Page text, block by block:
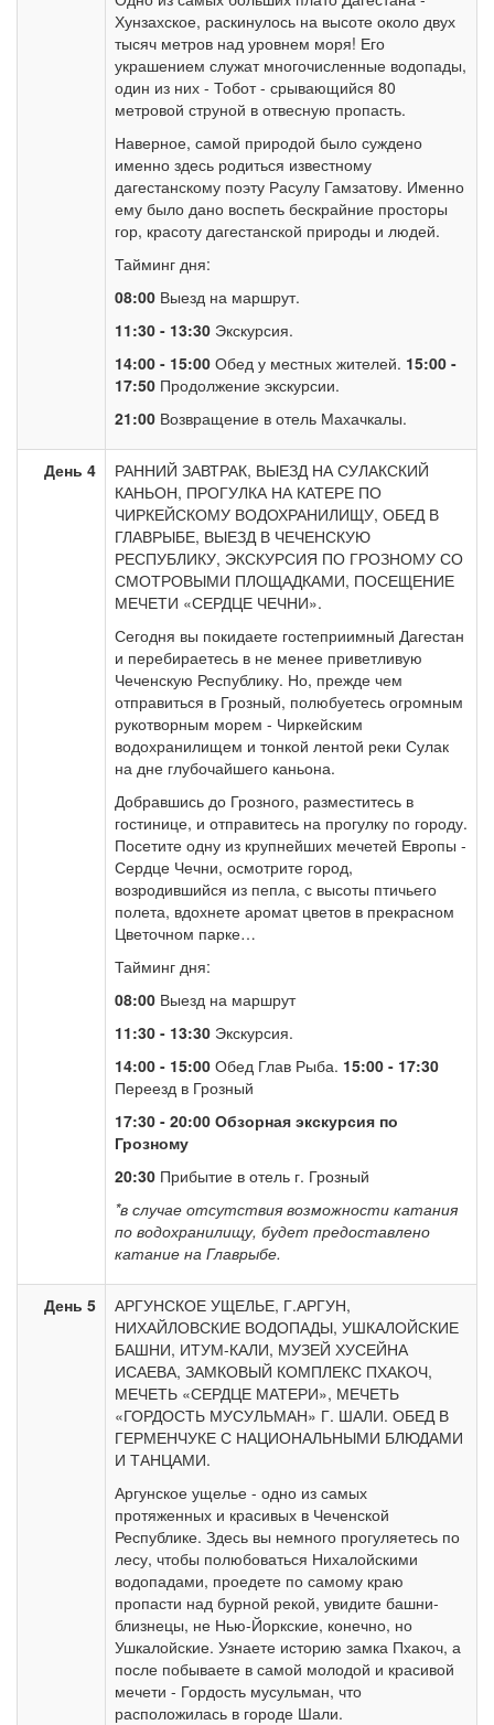
Хунзахское, раскинулось на высоте около двух
тысяч метров над уровнем моря! Его
украшением служат многочисленные водопады,
один из них - Тобот - срывающийся 80
метровой струной в отвесную пропасть.
Наверное, самой природой было суждено
именно здесь родиться известному
дагестанскому поэту Расулу Гамзатову. Именно
ему было дано воспеть бескрайние просторы
гор, красоту дагестанской природы и людей.
Тайминг дня:
08:00 Выезд на маршрут.
11:30 - 13:30 Экскурсия.
14:00 - 15:00 Обед у местных жителей. 15:00 -
17:50 Продолжение экскурсии.
21:00 Возвращение в отель Махачкалы.
День 4
РАННИЙ ЗАВТРАК, ВЫЕЗД НА СУЛАКСКИЙ
КАНЬОН, ПРОГУЛКА НА КАТЕРЕ ПО
ЧИРКЕЙСКОМУ ВОДОХРАНИЛИЩУ, ОБЕД В
ГЛАВРЫБЕ, ВЫЕЗД В ЧЕЧЕНСКУЮ
РЕСПУБЛИКУ, ЭКСКУРСИЯ ПО ГРОЗНОМУ СО
СМОТРОВЫМИ ПЛОЩАДКАМИ, ПОСЕЩЕНИЕ
МЕЧЕТИ «СЕРДЦЕ ЧЕЧНИ».
Сегодня вы покидаете гостеприимный Дагестан
и перебираетесь в не менее приветливую
Чеченскую Республику. Но, прежде чем
отправиться в Грозный, полюбуетесь огромным
рукотворным морем - Чиркейским
водохранилищем и тонкой лентой реки Сулак
на дне глубочайшего каньона.
Добравшись до Грозного, разместитесь в
гостинице, и отправитесь на прогулку по городу.
Посетите одну из крупнейших мечетей Европы -
Сердце Чечни, осмотрите город,
возродившийся из пепла, с высоты птичьего
полета, вдохнете аромат цветов в прекрасном
Цветочном парке…
Тайминг дня:
08:00 Выезд на маршрут
11:30 - 13:30 Экскурсия.
14:00 - 15:00 Обед Глав Рыба. 15:00 - 17:30
Переезд в Грозный
17:30 - 20:00 Обзорная экскурсия по
Грозному
20:30 Прибытие в отель г. Грозный
*в случае отсутствия возможности катания
по водохранилищу, будет предоставлено
катание на Главрыбе.
День 5
АРГУНСКОЕ УЩЕЛЬЕ, Г.АРГУН,
НИХАЙЛОВСКИЕ ВОДОПАДЫ, УШКАЛОЙСКИЕ
БАШНИ, ИТУМ-КАЛИ, МУЗЕЙ ХУСЕЙНА
ИСАЕВА, ЗАМКОВЫЙ КОМПЛЕКС ПХАКОЧ,
МЕЧЕТЬ «СЕРДЦЕ МАТЕРИ», МЕЧЕТЬ
«ГОРДОСТЬ МУСУЛЬМАН» Г. ШАЛИ. ОБЕД В
ГЕРМЕНЧУКЕ С НАЦИОНАЛЬНЫМИ БЛЮДАМИ
И ТАНЦАМИ.
Аргунское ущелье - одно из самых
протяженных и красивых в Чеченской
Республике. Здесь вы немного прогуляетесь по
лесу, чтобы полюбоваться Нихалойскими
водопадами, проедете по самому краю
пропасти над бурной рекой, увидите башни-
близнецы, не Нью-Йоркские, конечно, но
Ушкалойские. Узнаете историю замка Пхакоч, а
после побываете в самой молодой и красивой
мечети - Гордость мусульман, что
расположилась в городе Шали.